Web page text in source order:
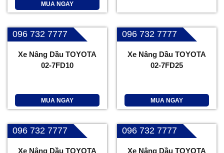
MUA NGAY
096 732 7777
Xe Nâng Dầu TOYOTA
02-7FD10
MUA NGAY
096 732 7777
Xe Nâng Dầu TOYOTA
02-7FD25
MUA NGAY
096 732 7777
Xe Nâng Dầu TOYOTA
096 732 7777
Xe Nâng Dầu TOYOTA